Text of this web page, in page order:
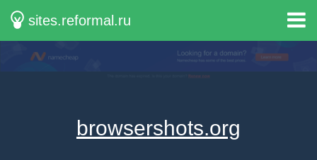
sites.reformal.ru
browsershots.org